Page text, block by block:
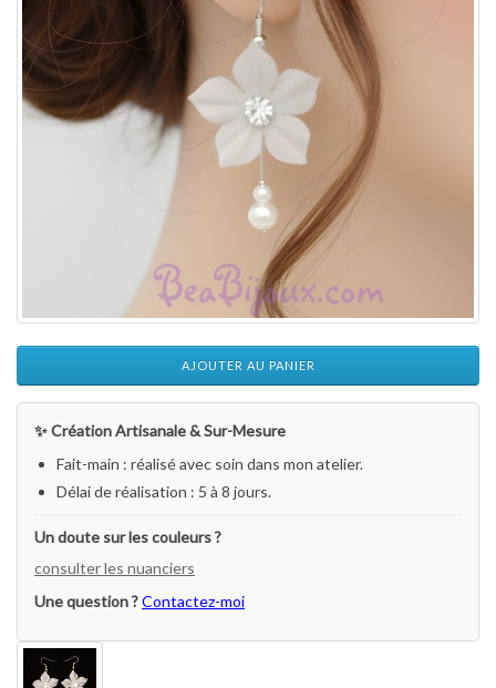
AJOUTER AU PANIER
✨ Création Artisanale & Sur-Mesure
Fait-main : réalisé avec soin dans mon atelier.
Délai de réalisation : 5 à 8 jours.
Un doute sur les couleurs ?
consulter les nuanciers
Une question ?Contactez-moi